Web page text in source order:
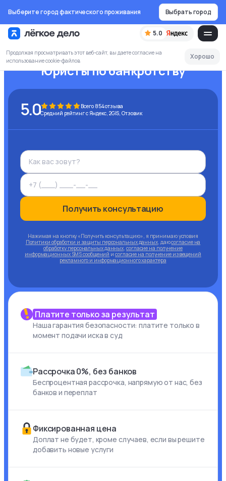
Выберите город фактического проживания Выбрать город
5.0
Продолжая просматривать этот веб-сайт, вы даете согласие на
использование cookie-файлов
Хорошо
Юристы по банкротству
5.0 Всего 854отзыва
Средний рейтинг с Яндекс, 2GIS, Отзовик
Получить консультацию
Нажимая на кнопку «Получить консультацию», я принимаю условия
Политики обработки и защиты персональных данных, даюсогласие на
обработку персональных данных, согласие на получение
информационных SMS сообщений и согласие на получение извещений
рекламного и информационного характера
Платите только за результат
Наша гарантия безопасности: платите только в
момент подачи иска в суд
Рассрочка 0%, без банков
Беспроцентная рассрочка, напрямую от нас, без
банков и переплат
Фиксированная цена
Доплат не будет, кроме случаев, если вы решите
добавить новые услуги